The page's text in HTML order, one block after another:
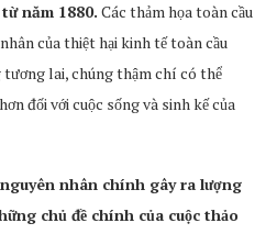
năm 1880. Các thảm họa toàn cầu
của thiệt hại kinh tế toàn cầu
lai, chúng thậm chí có thể
đối với cuộc sống và sinh kế của
nhân chính gây ra lượng
chủ đề chính của cuộc thảo